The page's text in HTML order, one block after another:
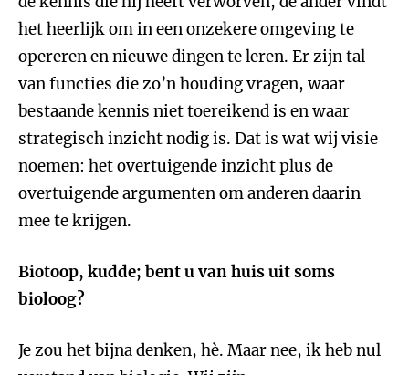
het heerlijk om in een onzekere omgeving te
opereren en nieuwe dingen te leren. Er zijn tal
van functies die zo’n houding vragen, waar
bestaande kennis niet toereikend is en waar
strategisch inzicht nodig is. Dat is wat wij visie
noemen: het overtuigende inzicht plus de
overtuigende argumenten om anderen daarin
mee te krijgen.
Biotoop, kudde; bent u van huis uit soms
bioloog?
Je zou het bijna denken, hè. Maar nee, ik heb nul